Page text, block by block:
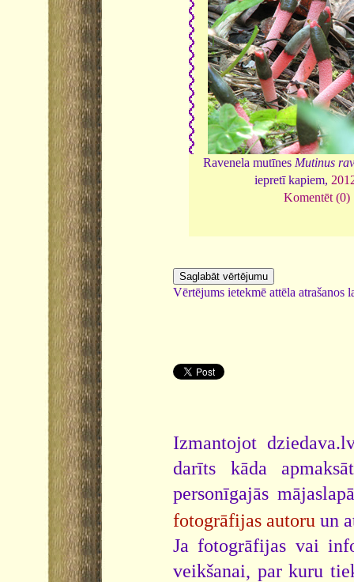
Ravenela mutīnes Mutinus
iepretī kapiem,
Komentēt (0)
Vērtējums ietekmē attēla atrašanos
Izmantojot
darīts kāda
personīgajās
fotogrāfijas autoru un
Ja fotogrāfijas vai
veikšanai, par kuru